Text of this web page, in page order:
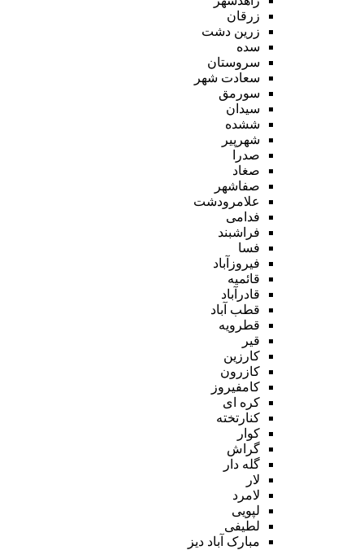
زرقان
زرین دشت
سده
سروستان
سعادت شهر
سورمق
سیدان
ششده
شهرپیر
صدرا
صغاد
صفاشهر
علامرودشت
فدامی
فراشبند
فسا
فیروزآباد
قائمیه
قادرآباد
قطب آباد
قطرویه
قیر
کارزین
کازرون
کامفیروز
کره ای
کنارتخته
کوار
گراش
گله دار
لار
لامرد
لپویی
لطیفی
مبارک آباد دیز